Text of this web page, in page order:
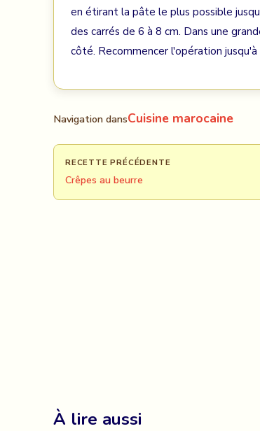
en étirant la pâte le plus possible
des carrés de 6 à 8 cm. Dans une
côté. Recommencer l'opération jusqu'à
Navigation dansCuisine marocaine
RECETTE PRÉCÉDENTE
Crêpes au beurre
À lire aussi